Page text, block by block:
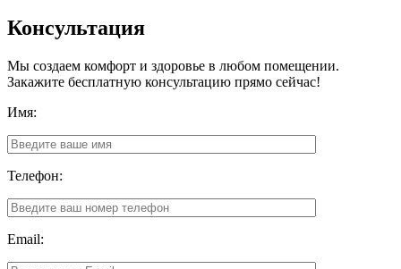
Консультация
Мы создаем комфорт и здоровье в любом помещении.
Закажите бесплатную консультацию прямо сейчас!
Имя:
Телефон:
Email: